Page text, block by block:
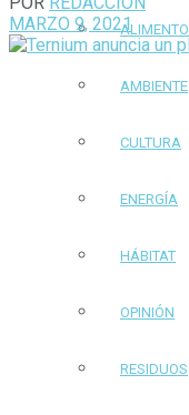
ALIMENTO
AMBIENTE
CULTURA
ENERGÍA
HÁBITAT
OPINIÓN
RESIDUOS
MARZO 9, 2021